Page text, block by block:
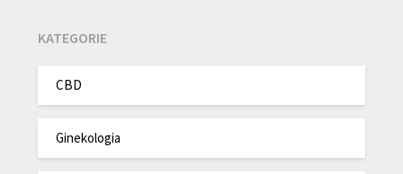
KATEGORIE
CBD
Ginekologia